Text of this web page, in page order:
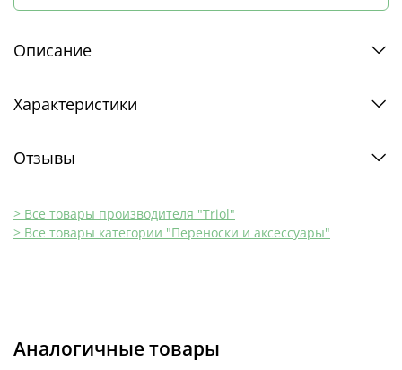
Описание
Характеристики
Отзывы
> Все товары производителя "Triol"
> Все товары категории "Переноски и аксессуары"
Аналогичные товары